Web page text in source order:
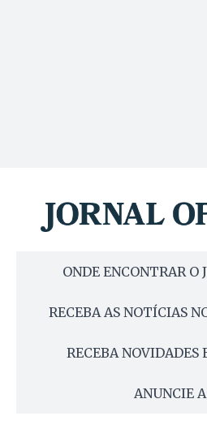
ONDE ENCONTRAR O
RECEBA AS NOTÍCIAS
RECEBA NOVIDADES
ANUNCIE